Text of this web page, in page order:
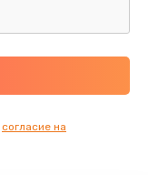
согласие на